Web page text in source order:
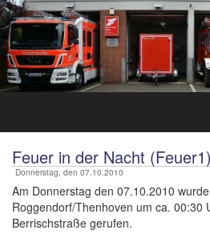
Feuer in der Nacht (Feuer1)
Donnerstag, den 07.10.2010
Am Donnerstag den 07.10.2010
Roggendorf/Thenhoven um ca. 00:30
Berrischstraße gerufen.